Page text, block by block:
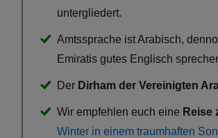
untergliedert.
Amtssprache ist Arabisch,
Emiratis gutes Englisch
Der Dirham der Vereinigten
Wir empfehlen euch eine Reise
Winter in einem traumhaften